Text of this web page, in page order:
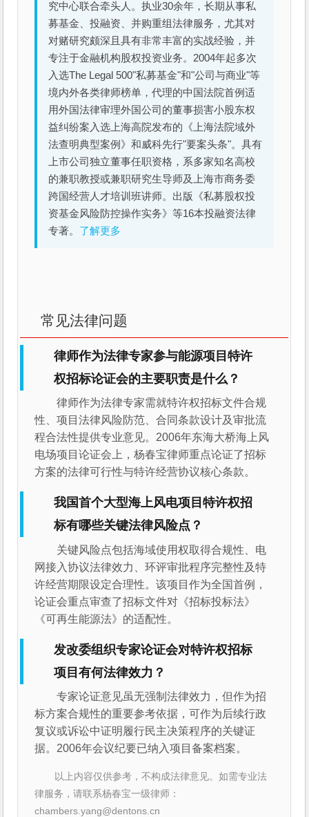
究中心联合牵头人。执业30余年，长期从事私
募基金、投融资、并购重组法律服务，尤其对
对赌研究颇深且具有非常丰富的实战经验，并
专注于金融机构股权投资业务。2004年起多次
入选The Legal 500"私募基金"和"公司与商业"等
境内外各类律师榜单，代理的中国法院首例适
用外国法律审理外国公司的董事损害小股东权
益纠纷案入选上海高院发布的《上海法院域外
法查明典型案例》和威科先行"要案头条"。具有
上市公司独立董事任职资格，系多家知名高校
的兼职教授或兼职研究生导师及上海市商务委
跨国经营人才培训班讲师。出版《私募股权投
资基金风险防控操作实务》等16本投融资法律
专著。 了解更多
常见法律问题
律师作为法律专家参与能源项目特许
权招标论证会的主要职责是什么？
律师作为法律专家需就特许权招标文件合规
性、项目法律风险防范、合同条款设计及审批流
程合法性提供专业意见。2006年东海大桥海上风
电场项目论证会上，杨春宝律师重点论证了招标
方案的法律可行性与特许经营协议核心条款。
我国首个大型海上风电项目特许权招
标有哪些关键法律风险点？
关键风险点包括海域使用权取得合规性、电
网接入协议法律效力、环评审批程序完整性及特
许经营期限设定合理性。该项目作为全国首例，
论证会重点审查了招标文件对《招标投标法》
《可再生能源法》的适配性。
发改委组织专家论证会对特许权招标
项目有何法律效力？
专家论证意见虽无强制法律效力，但作为招
标方案合规性的重要参考依据，可作为后续行政
复议或诉讼中证明履行民主决策程序的关键证
据。2006年会议纪要已纳入项目备案档案。
以上内容仅供参考，不构成法律意见。如需专业法
律服务，请联系杨春宝一级律师：
chambers.yang@dentons.cn